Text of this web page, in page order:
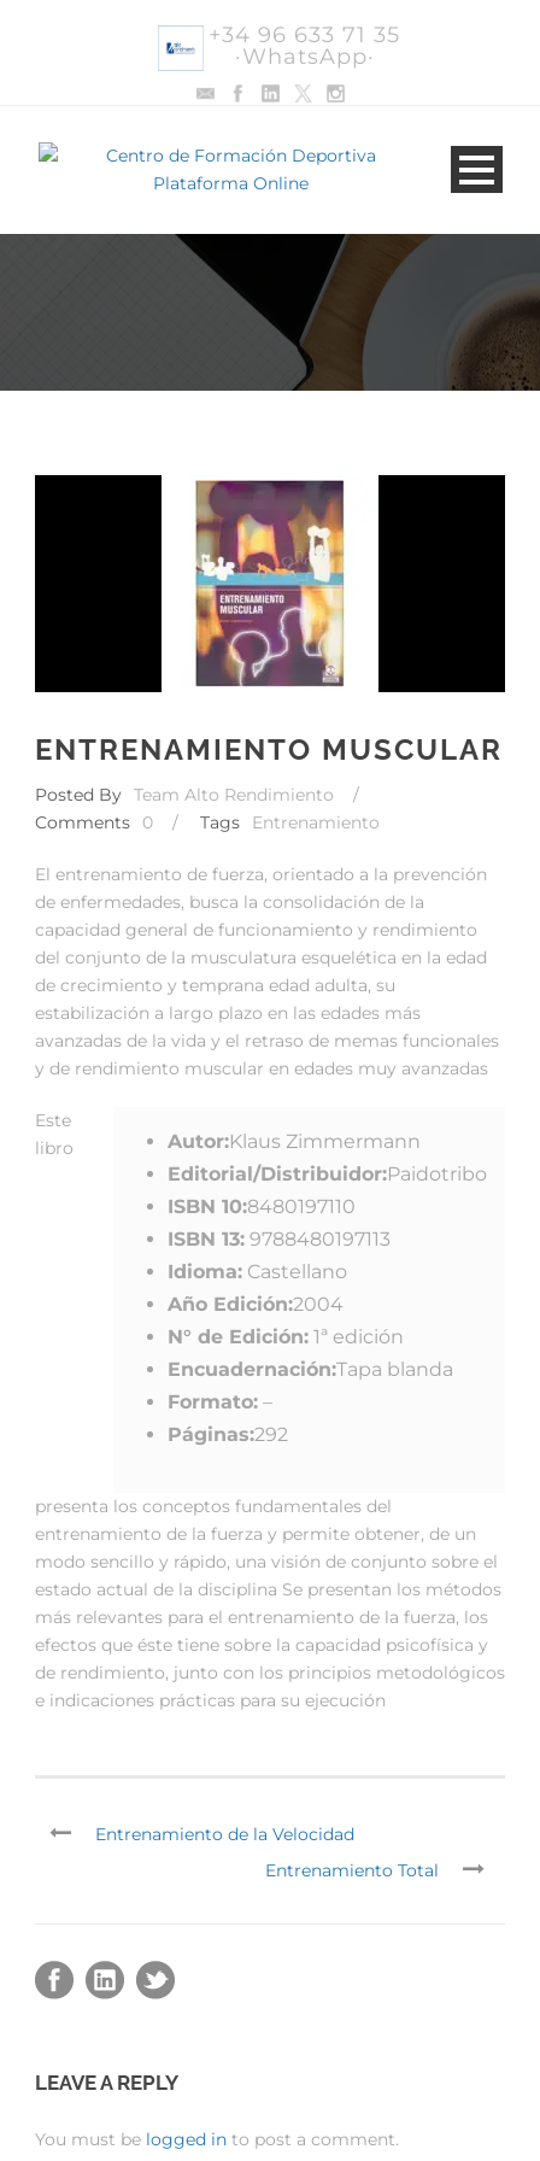
+34 96 633 71 35
·WhatsApp·
ENTRENAMIENTO MUSCULAR
Posted By Team Alto Rendimiento
/
Comments
0 / Tags Entrenamiento
El entrenamiento de fuerza, orientado a la prevención
de enfermedades, busca la consolidación de la
capacidad general de funcionamiento y rendimiento
del conjunto de la musculatura esquelética en la edad
de crecimiento y temprana edad adulta, su
estabilización a largo plazo en las edades más
avanzadas de la vida y el retraso de memas funcionales
y de rendimiento muscular en edades muy avanzadas
Autor:Klaus Zimmermann
Editorial/Distribuidor:Paidotribo
ISBN 10:8480197110
ISBN 13: 9788480197113
Idioma: Castellano
Año Edición:2004
N° de Edición: 1ª edición
Encuadernación:Tapa blanda
Formato: –
Páginas:292
Este
libro
presenta los conceptos fundamentales del
entrenamiento de la fuerza y permite obtener, de un
modo sencillo y rápido, una visión de conjunto sobre el
estado actual de la disciplina Se presentan los métodos
más relevantes para el entrenamiento de la fuerza, los
efectos que éste tiene sobre la capacidad psicofísica y
de rendimiento, junto con los principios metodológicos
e indicaciones prácticas para su ejecución
Entrenamiento de la Velocidad
Entrenamiento Total
LEAVE A REPLY
You must be logged in to post a comment.